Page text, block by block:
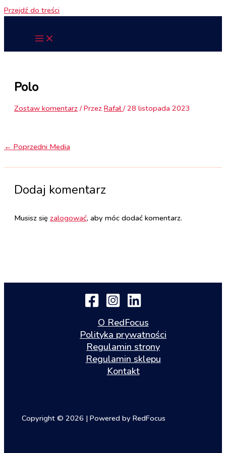
Przejdź do treści
Polo
Zostaw komentarz / Przez Rafał/28 listopada 2023
← Poprzedni Media
Dodaj komentarz
Musisz się zalogować, aby móc dodać komentarz.
O RedFocus
Polityka prywatności
Regulamin strony
Regulamin sklepu
Kontakt
Copyright © 2026 | Powered by RedFocus